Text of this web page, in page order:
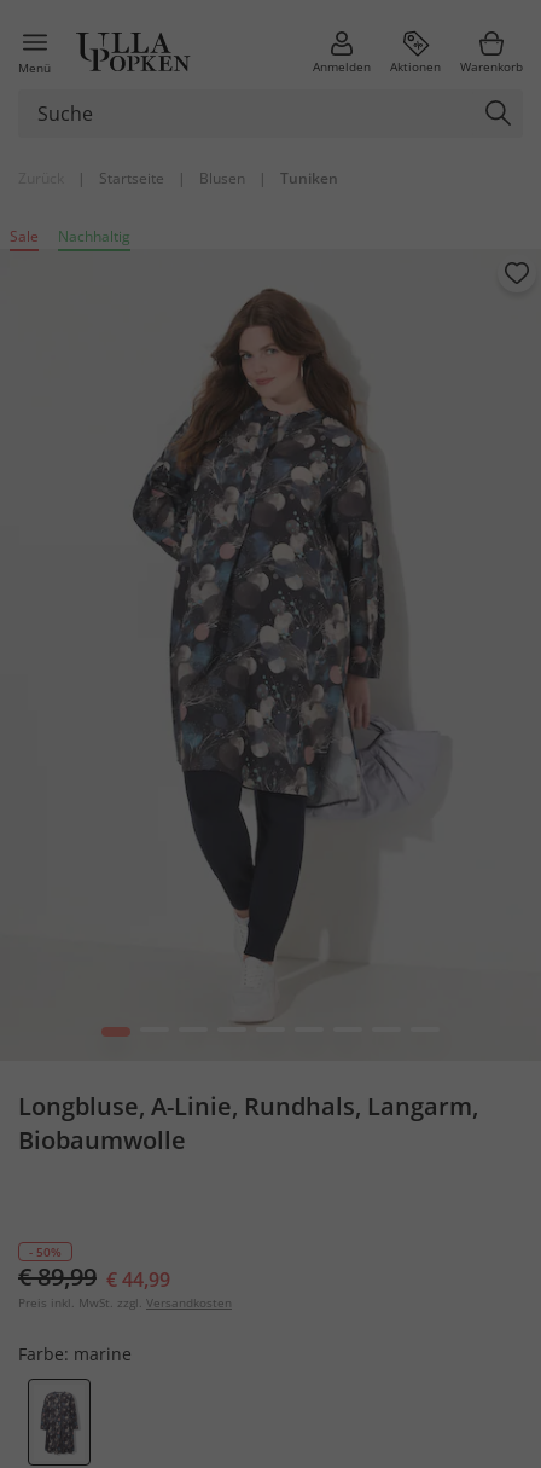
Menü Anmelden Aktionen Warenkorb
| Startseite | Blusen | Tuniken
Sale Nachhaltig
1
Longbluse, A-Linie, Rundhals, Langarm,
Biobaumwolle
- 50%
€ 89,99 € 44,99
Preis inkl. MwSt. zzgl. Versandkosten
Farbe: marine